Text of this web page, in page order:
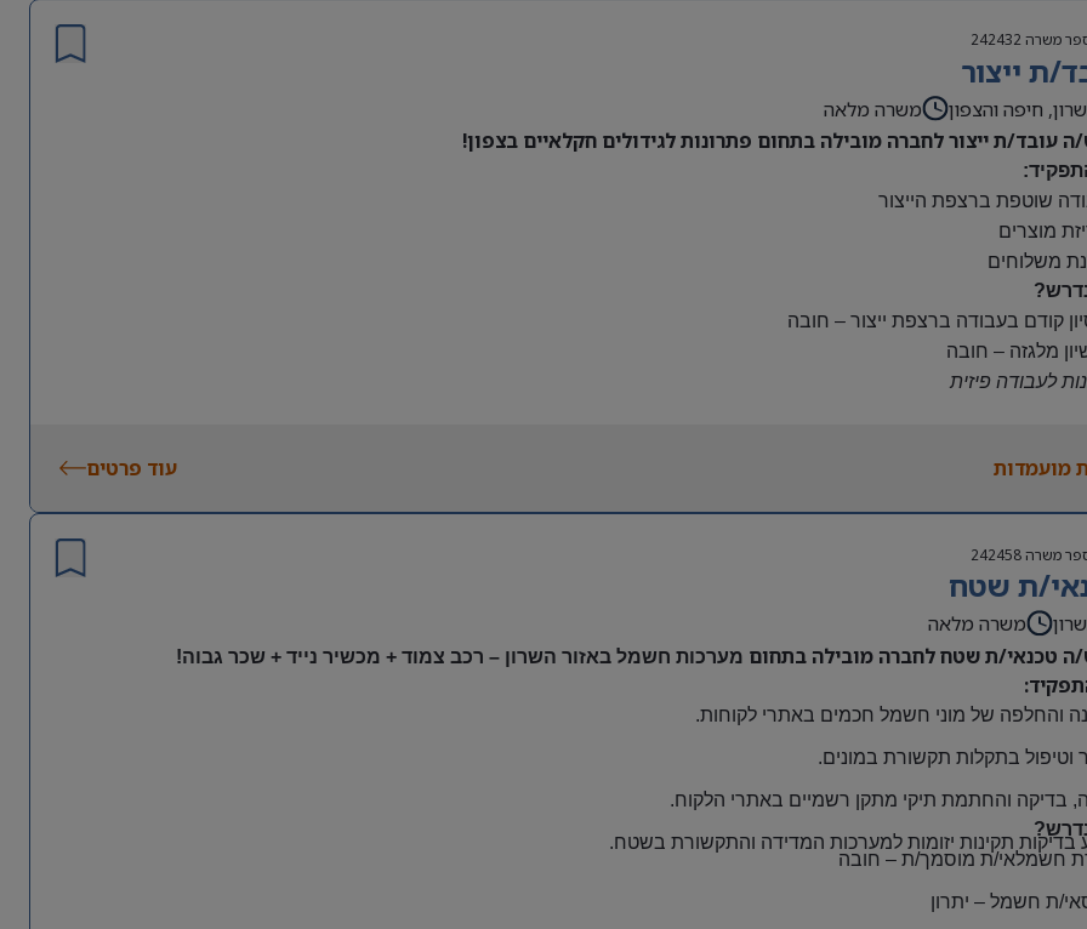
משרה 242432
ת ייצור
חיפה והצפון
משרה מלאה
ה עובד/ת ייצור לחברה מובילה בתחום פתרונות לגידולים חקלאיים בצפון!
שוטפת ברצפת הייצור
מוצרים
משלוחים
קודם בעבודה ברצפת ייצור – חובה
מלגזה – חובה
לעבודה פיזית
| ימים א-ה | 6:30-15:30
ובונוסים
חברה מהיום הראשון
חדרה
מועמדות עוד פרטים
משרה242458
ת שטח
משרה מלאה
ה טכנאי/ת שטח לחברה מובילה בתחום מערכות חשמל באזור השרון – רכב צמוד + מכשיר נייד + שכר גבוה!
והחלפה של מוני חשמל חכמים באתרי לקוחות.
וטיפול בתקלות תקשורת במונים.
בדיקה והחתמת תיקי מתקן רשמיים באתרי הלקוח.
בדיקות תקינות יזומות למערכות המדידה והתקשורת בשטח.
חשמלאי/ת מוסמך/ת – חובה
ת חשמל – יתרון